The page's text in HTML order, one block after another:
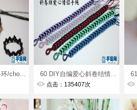
59 DIY自编波浪手环/choker锁骨链视频教程 60 DIY自编爱心斜卷结情侣扁平宽手绳视频教程
点击：135407次